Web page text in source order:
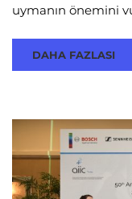
uymanın önemini
DAHA FAZLASI